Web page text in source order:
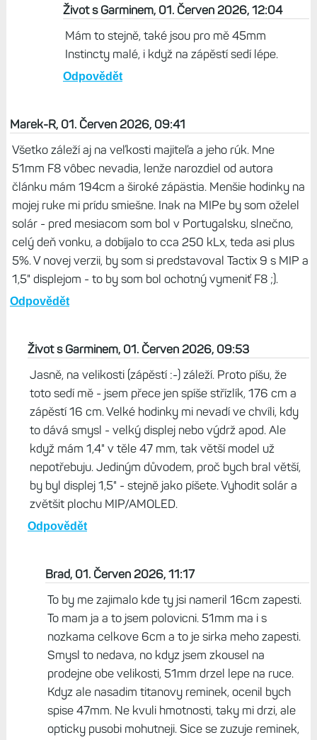
Život s Garminem, 01. Červen 2026, 12:04
Mám to stejně, také jsou pro mě 45mm
Instincty malé, i když na zápěstí sedí lépe.
Odpovědět
Marek-R, 01. Červen 2026, 09:41
Všetko záleží aj na veľkosti majiteľa a jeho rúk. Mne
51mm F8 vôbec nevadia, lenže narozdiel od autora
článku mám 194cm a široké zápästia. Menšie hodinky na
mojej ruke mi prídu smiešne. Inak na MIPe by som oželel
solár - pred mesiacom som bol v Portugalsku, slnečno,
celý deň vonku, a dobíjalo to cca 250 kLx, teda asi plus
5%. V novej verzii, by som si predstavoval Tactix 9 s MIP a
1,5" displejom - to by som bol ochotný vymeniť F8 ;).
Odpovědět
Život s Garminem, 01. Červen 2026, 09:53
Jasně, na velikosti (zápěstí :-) záleží. Proto píšu, že
toto sedí mě - jsem přece jen spíše střízlík, 176 cm a
zápěstí 16 cm. Velké hodinky mi nevadí ve chvíli, kdy
to dává smysl - velký displej nebo výdrž apod. Ale
když mám 1,4" v těle 47 mm, tak větší model už
nepotřebuju. Jediným důvodem, proč bych bral větší,
by byl displej 1,5" - stejně jako píšete. Vyhodit solár a
zvětšit plochu MIP/AMOLED.
Odpovědět
Brad, 01. Červen 2026, 11:17
To by me zajimalo kde ty jsi nameril 16cm zapesti.
To mam ja a to jsem polovicni. 51mm ma i s
nozkama celkove 6cm a to je sirka meho zapesti.
Smysl to nedava, no kdyz jsem zkousel na
prodejne obe velikosti, 51mm drzel lepe na ruce.
Kdyz ale nasadim titanovy reminek, ocenil bych
spise 47mm. Ne kvuli hmotnosti, taky mi drzi, ale
opticky pusobi mohutneji. Sice se zuzuje reminek,